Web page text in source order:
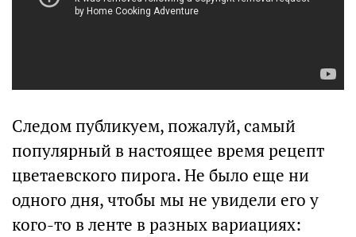
Следом публикуем, пожалуй, самый
популярный в настоящее время рецепт
цветаевского пирога. Не было еще ни
одного дня, чтобы мы не увидели его у
кого-то в ленте в разных вариациях: